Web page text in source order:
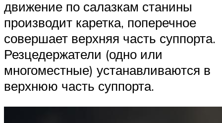
движение по салазкам станины
производит каретка, поперечное
совершает верхняя часть суппорта.
Резцедержатели (одно или
многоместные) устанавливаются в
верхнюю часть суппорта.